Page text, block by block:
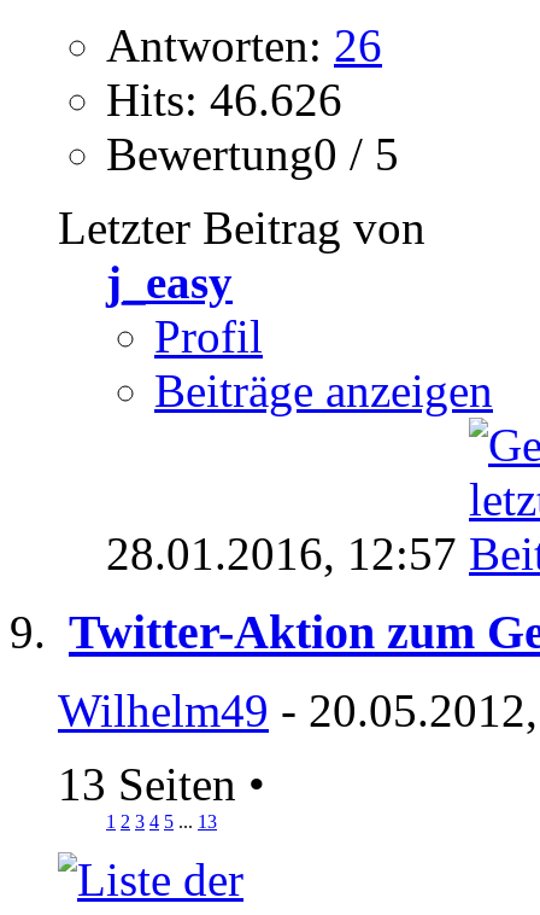
Antworten: 26
Hits: 46.626
Bewertung0 / 5
Letzter Beitrag von
j_easy
Profil
Beiträge anzeigen
28.01.2016, 12:57
Twitter-Aktion zum
Wilhelm49 -
13 Seiten •
1 2 3 4 5 ... 13